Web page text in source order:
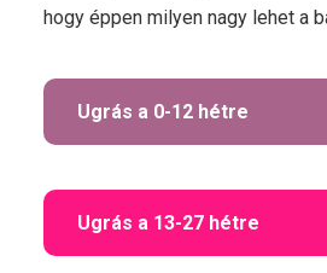
Kövess
minket!
hogy éppen milyen nagy lehet a
Ugrás a 0-12 hétre
Ugrás a 13-27 hétre